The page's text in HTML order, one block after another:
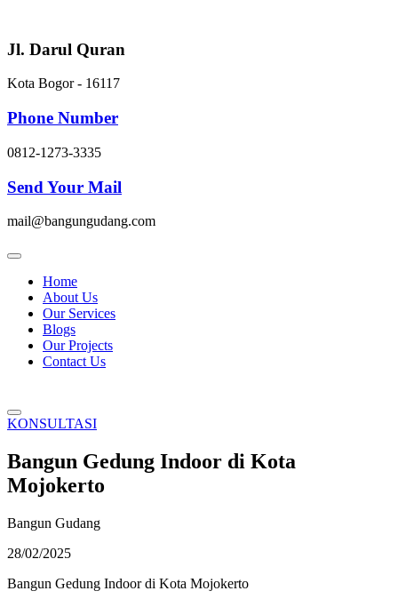
content
Jl. Darul Quran
Kota Bogor - 16117
Phone Number
0812-1273-3335
Send Your Mail
mail@bangungudang.com
Home
About Us
Our Services
Blogs
Our Projects
Contact Us
KONSULTASI
Bangun Gedung Indoor di Kota
Mojokerto
Bangun Gudang
28/02/2025
Bangun Gedung Indoor di Kota Mojokerto